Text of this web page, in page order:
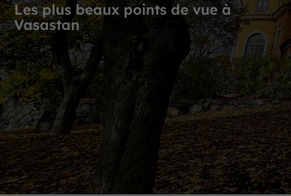
Les plus beaux points de vue à
Vasastan